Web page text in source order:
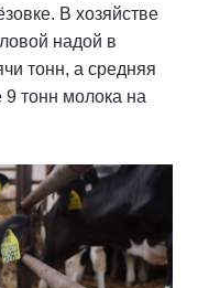
В хозяйстве
надой в
тонн, а средняя
9 тонн молока на